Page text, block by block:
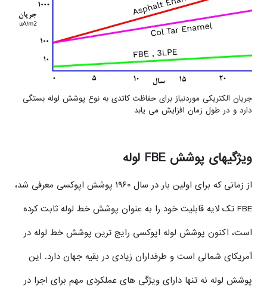
جریان الکتریکی موردنیاز برای حفاظت کاتدی به نوع پوشش لوله بستگی
دارد و در طول زمان افزایش می یابد
ویژگیهای پوشش FBE لوله
از زمانی که برای اولین بار در سال ۱۹۶۰ پوشش اپوکسی معرفی شد،
FBE تک لایه قابلیت خود را به عنوان پوشش خط لوله ثابت کرده
است، اکنون پوشش لوله اپوکسی رایج ترین پوشش خط لوله در
آمریکای شمالی است و طرفداران زیادی در بقیه جهان دارد. این
پوشش لوله نه تنها دارای ویژگی های عملکردی مهم برای اجرا در